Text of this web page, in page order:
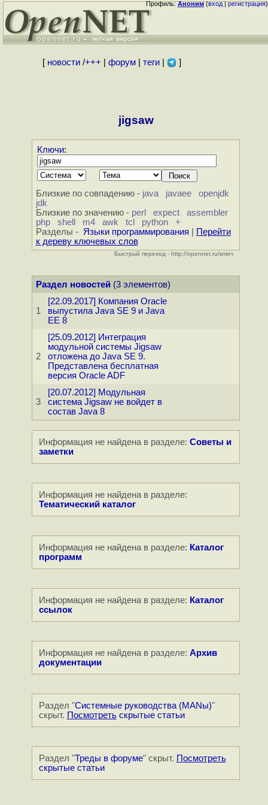
Профиль:Аноним(вход|регистрация)
[ новости/+++ форум| теги| ]
jigsaw
Ключи:
Близкие по совпадению - java javaee
openjdk
jdk
Близкие по значению - perl expect
assembler
php
shell m4 awk tcl python
+
Разделы - Языки программирования
Перейти
к дереву ключевых слов
Быстрый переход - http://opennet.ru/ключ
Раздел новостей(3 элементов)
1
[22.09.2017] Компания Oracle
выпустила Java SE 9 и Java
EE 8
2
[25.09.2012] Интеграция
модульной системы Jigsaw
отложена до Java SE 9.
Представлена бесплатная
версия Oracle ADF
3
[20.07.2012] Модульная
система Jigsaw не войдет в
состав Java 8
Информация не найдена в разделе: Советы и
заметки
Информация не найдена в разделе:
Тематический каталог
Информация не найдена в разделе: Каталог
программ
Информация не найдена в разделе: Каталог
ссылок
Информация не найдена в разделе: Архив
документации
Раздел "Системные руководства (MANы)"
скрыт. Посмотретьскрытые статьи
Раздел "Треды в форуме" скрыт. Посмотреть
скрытые статьи